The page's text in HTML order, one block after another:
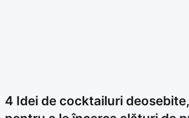
4 Idei de cocktailuri